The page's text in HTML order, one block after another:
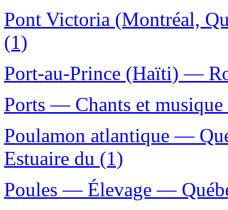
Pont Victoria (Montréal,
(1)
Port-au-Prince (Haïti) —
Ports — Chants et
Poulamon atlantique —
Estuaire du (1)
Poules — Élevage —